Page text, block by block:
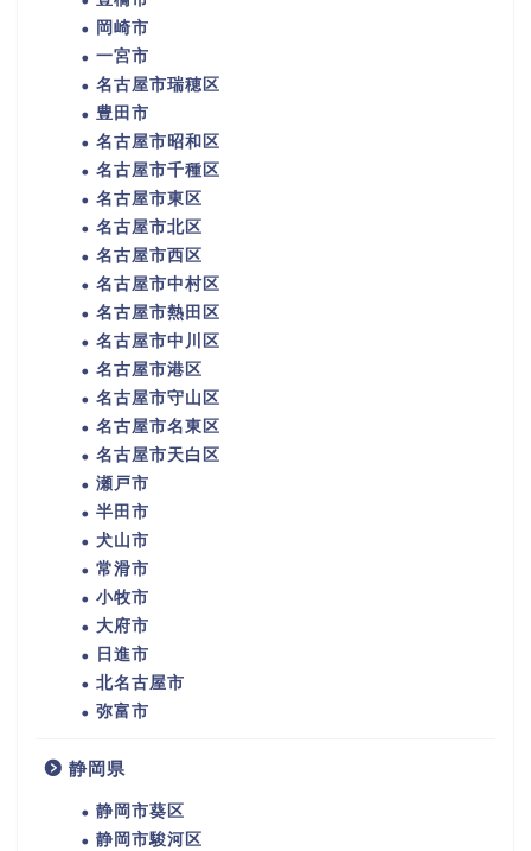
岡崎市
一宮市
名古屋市瑞穂区
豊田市
名古屋市昭和区
名古屋市千種区
名古屋市東区
名古屋市北区
名古屋市西区
名古屋市中村区
名古屋市熱田区
名古屋市中川区
名古屋市港区
名古屋市守山区
名古屋市名東区
名古屋市天白区
瀬戸市
半田市
犬山市
常滑市
小牧市
大府市
日進市
北名古屋市
弥富市
静岡県
静岡市葵区
静岡市駿河区